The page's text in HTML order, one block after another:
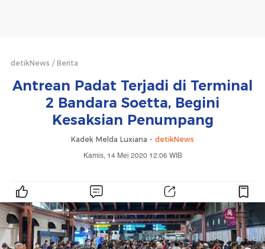
detikNews Berita
Antrean Padat Terjadi di Terminal
2 Bandara Soetta, Begini
Kesaksian Penumpang
Kadek Melda Luxiana - detikNews
Kamis, 14 Mei 2020 12:06 WIB